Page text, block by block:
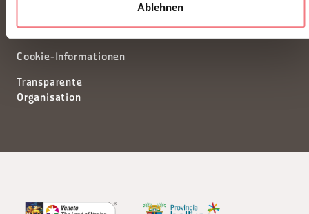
Ablehnen
Cookie-Informationen
Transparente
Organisation